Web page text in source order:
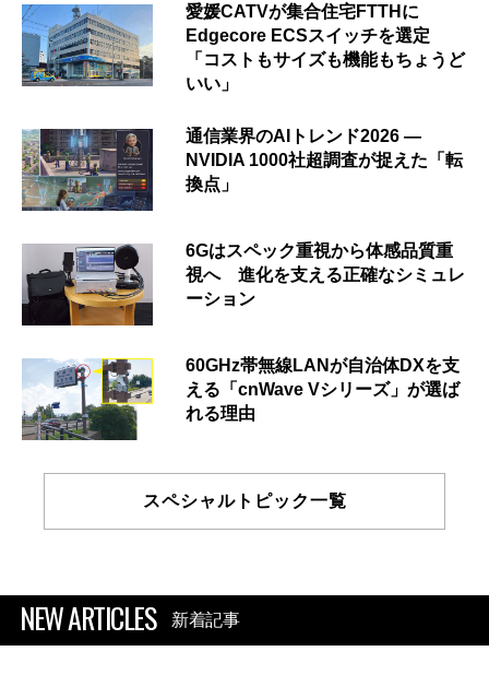
愛媛CATVが集合住宅FTTHに
Edgecore ECSスイッチを選定
「コストもサイズも機能もちょうど
いい」
通信業界のAIトレンド2026 ―
NVIDIA 1000社超調査が捉えた「転
換点」
6Gはスペック重視から体感品質重
視へ 進化を支える正確なシミュレ
ーション
60GHz帯無線LANが自治体DXを支
える「cnWave Vシリーズ」が選ば
れる理由
スペシャルトピック一覧
NEW ARTICLES 新着記事